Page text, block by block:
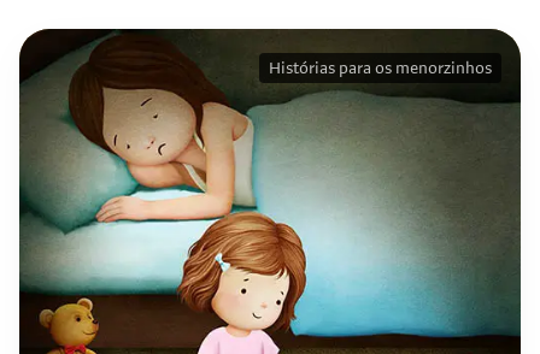
Histórias para os menorzinhos